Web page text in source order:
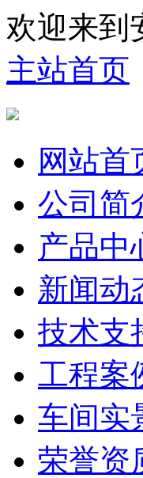
欢迎来到
主站首页
网站首
公司简
产品中
新闻动
技术支
工程案
车间实
荣誉资